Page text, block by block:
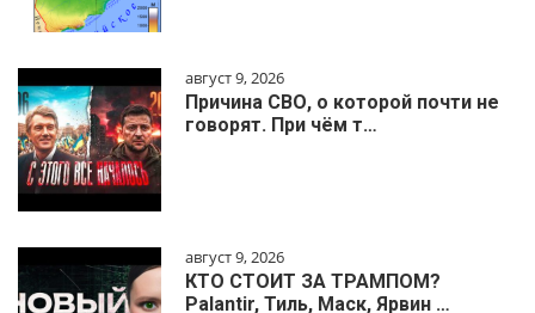
август 9, 2026
Причина СВО, о которой почти не
говорят. При чём т…
август 9, 2026
КТО СТОИТ ЗА ТРАМПОМ?
Palantir, Тиль, Маск, Ярвин …